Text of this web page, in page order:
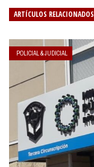
ARTÍCULOS RELACIONADOS
POLICIAL & JUDICIAL